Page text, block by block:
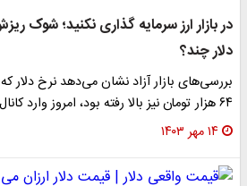
در بازار ارز سرمایه گذاری نکنید؛ شوک
دلار چند؟
بررسی‌های بازار آزاد نشان می‌دهد نرخ دلار
۶۴ هزار تومان نیز بالا رفته بود، امروز وارد کانال…
۱۴ مهر ۱۴۰۳